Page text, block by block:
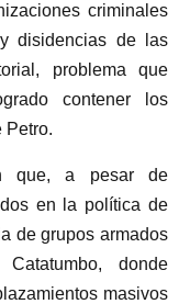
criminales
disidencias de las
problema que
contener los
Petro.
que, a pesar de
en la política de
de grupos armados
donde
masivos